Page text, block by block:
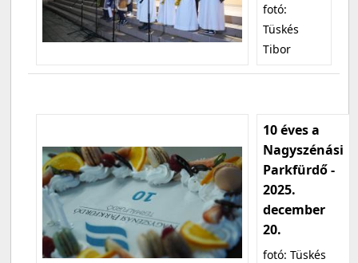
fotó:
Tüskés
Tibor
10 éves a
Nagyszénási
Parkfürdő -
2025.
december
20.
fotó: Tüskés